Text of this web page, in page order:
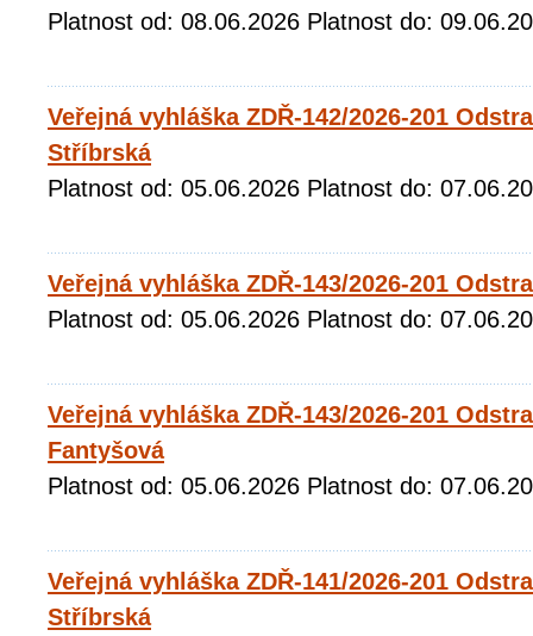
Platnost od: 08.06.2026 Platnost do:
Veřejná vyhláška ZDŘ-142/2026-201
Stříbrská
Platnost od: 05.06.2026 Platnost do:
Veřejná vyhláška ZDŘ-143/2026-201
Platnost od: 05.06.2026 Platnost do:
Veřejná vyhláška ZDŘ-143/2026-201
Fantyšová
Platnost od: 05.06.2026 Platnost do:
Veřejná vyhláška ZDŘ-141/2026-201
Stříbrská